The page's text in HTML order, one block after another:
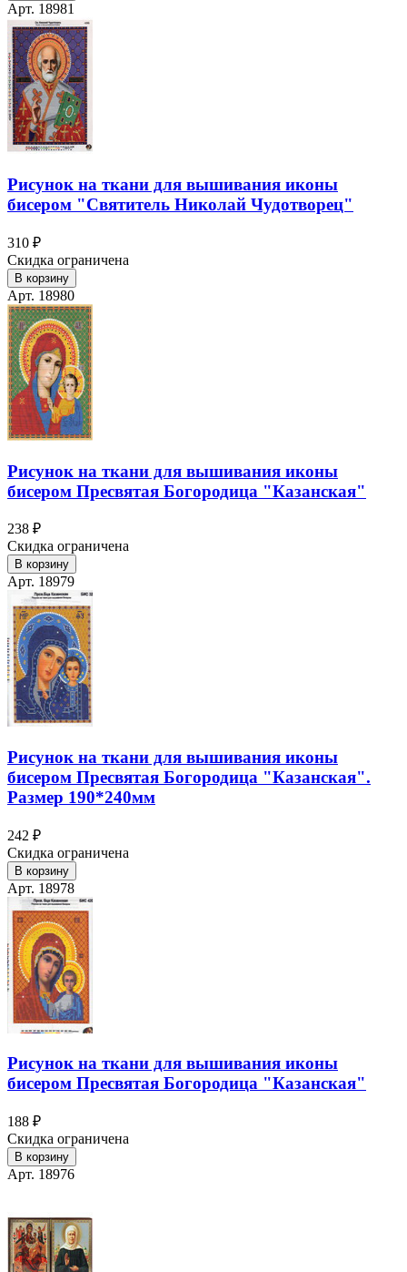
Арт. 18981
Рисунок на ткани для вышивания иконы
бисером "Святитель Николай Чудотворец"
310 ₽
Скидка ограничена
В корзину
Арт. 18980
Рисунок на ткани для вышивания иконы
бисером Пресвятая Богородица "Казанская"
238 ₽
Скидка ограничена
В корзину
Арт. 18979
Рисунок на ткани для вышивания иконы
бисером Пресвятая Богородица "Казанская".
Размер 190*240мм
242 ₽
Скидка ограничена
В корзину
Арт. 18978
Рисунок на ткани для вышивания иконы
бисером Пресвятая Богородица "Казанская"
188 ₽
Скидка ограничена
В корзину
Арт. 18976